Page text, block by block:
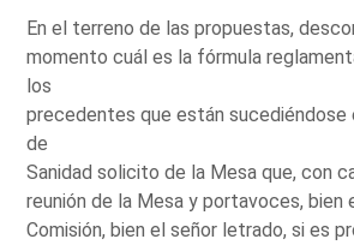
En el terreno de las propuestas,
momento cuál es la fórmula
los
precedentes que están sucediéndose
de
Sanidad solicito de la Mesa que, con
reunión de la Mesa y portavoces, bien
Comisión, bien el señor letrado, si es